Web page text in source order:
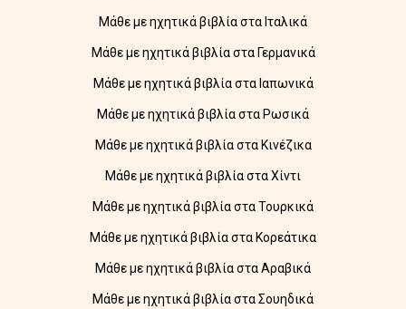
Μάθε με ηχητικά βιβλία στα Ιταλικά
Μάθε με ηχητικά βιβλία στα Γερμανικά
Μάθε με ηχητικά βιβλία στα Ιαπωνικά
Μάθε με ηχητικά βιβλία στα Ρωσικά
Μάθε με ηχητικά βιβλία στα Κινέζικα
Μάθε με ηχητικά βιβλία στα Χίντι
Μάθε με ηχητικά βιβλία στα Τουρκικά
Μάθε με ηχητικά βιβλία στα Κορεάτικα
Μάθε με ηχητικά βιβλία στα Αραβικά
Μάθε με ηχητικά βιβλία στα Σουηδικά